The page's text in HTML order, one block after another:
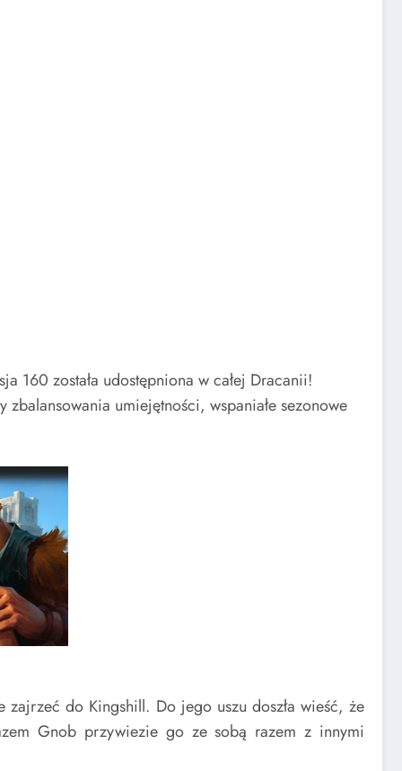
160 została udostępniona w całej Dracanii!
umiejętności, wspaniałe sezonowe
do Kingshill. Do jego uszu doszła wieść, że
Gnob przywiezie go ze sobą razem z innymi